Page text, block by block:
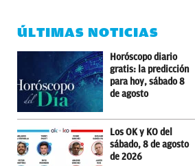
ÚLTIMAS NOTICIAS
Horóscopo diario
gratis: la predicción
para hoy, sábado 8
de agosto
Los OK y KO del
sábado, 8 de agosto
de 2026